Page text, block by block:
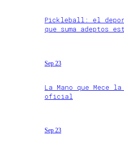
Pickleball: el
que suma adeptos
Sep 23
La Mano que Mece
oficial
Sep 23